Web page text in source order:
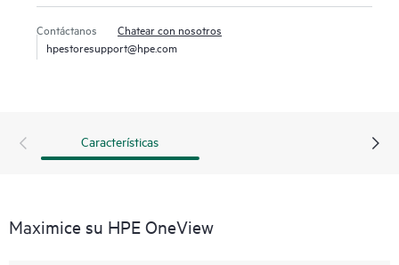
estándares, HPE OneView ayuda a los usuarios a desarrollar
aplicaciones en menos tiempo a través de integraciones con
Contáctanos
Chatear con nosotros
hpestoresupport@hpe.com
Características
Maximice su HPE OneView